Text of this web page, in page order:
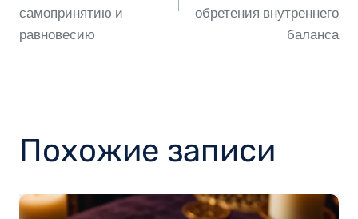
записям
самопринятию и
равновесию
обретения внутреннего
баланса
Похожие записи